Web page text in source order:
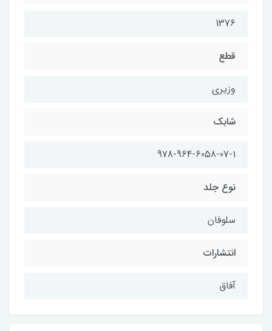
1376
قطع
وزيري
شابك
978-964-6058-07-1
نوع جلد
سلوفان
انتشارات
آفاق